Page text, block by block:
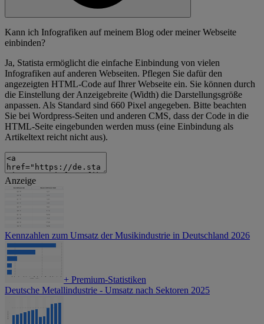
Kann ich Infografiken auf meinem Blog oder meiner Webseite
einbinden?
Ja, Statista ermöglicht die einfache Einbindung von vielen
Infografiken auf anderen Webseiten. Pflegen Sie dafür den
angezeigten HTML-Code auf Ihrer Webseite ein. Sie können durch
die Einstellung der Anzeigebreite (Width) die Darstellungsgröße
anpassen. Als Standard sind 660 Pixel angegeben. Bitte beachten
Sie bei Wordpress-Seiten und anderen CMS, dass der Code in die
HTML-Seite eingebunden werden muss (eine Einbindung als
Artikeltext reicht nicht aus).
Anzeige
Kennzahlen zum Umsatz der Musikindustrie in Deutschland 2026
+ Premium-Statistiken
Deutsche Metallindustrie - Umsatz nach Sektoren 2025